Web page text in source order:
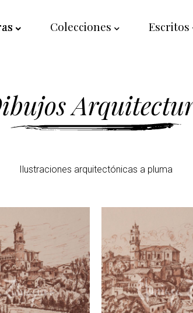
Colecciones Escritos
Ilustraciones arquitectónicas a pluma